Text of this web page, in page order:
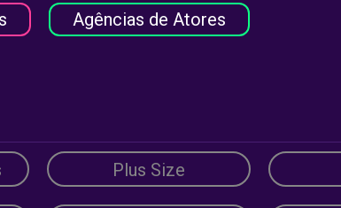
Agências de Atores
Plus Size